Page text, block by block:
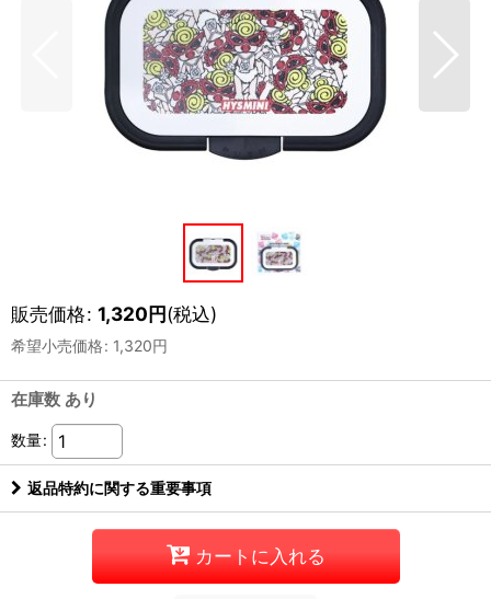
販売価格: 1,320円(税込)
希望小売価格: 1,320円
在庫数 あり
数量:
返品特約に関する重要事項
カートに入れる